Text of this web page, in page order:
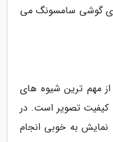
گوشی سامسونگ می
مهم ترین شیوه های
تصویر است. در
به خوبی انجام